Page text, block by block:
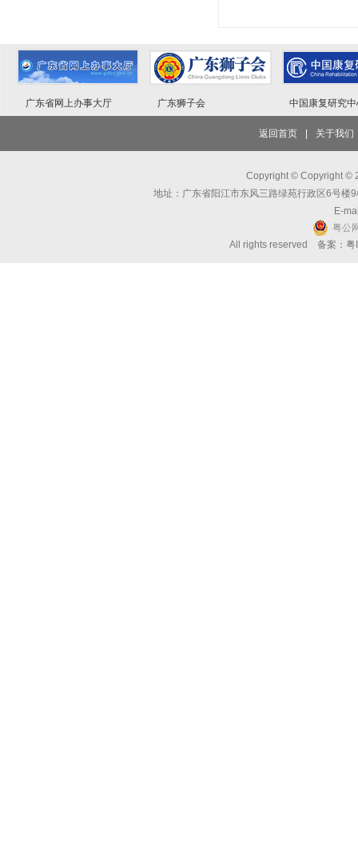
广东省网上办事大厅 广东狮子会 中国康复研究
返回首页 关于我们
Copyright © Copyright ©
地址：广东省阳江市东风三路绿苑行政区6号
E-
粤公
All rights reserved 备案：粤